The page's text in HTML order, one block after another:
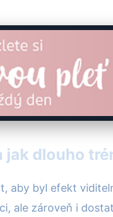
dlouho
aby byl efekt
ale zároveň i